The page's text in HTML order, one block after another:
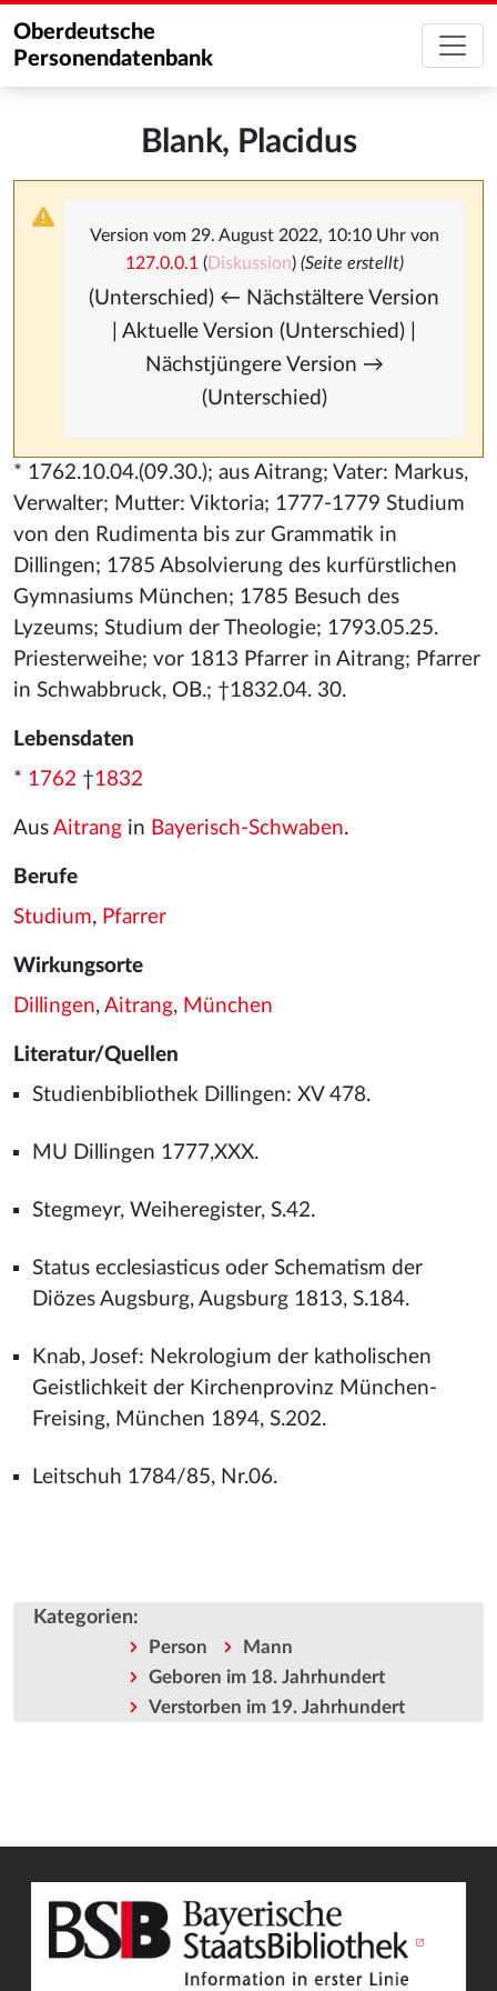
Oberdeutsche
Personendatenbank
Blank, Placidus
Version vom 29. August 2022, 10:10 Uhr von
127.0.0.1 (Diskussion) (Seite erstellt)
(Unterschied) ← Nächstältere Version
| Aktuelle Version (Unterschied) |
Nächstjüngere Version →
(Unterschied)
* 1762.10.04.(09.30.); aus Aitrang; Vater: Markus,
Verwalter; Mutter: Viktoria; 1777-1779 Studium
von den Rudimenta bis zur Grammatik in
Dillingen; 1785 Absolvierung des kurfürstlichen
Gymnasiums München; 1785 Besuch des
Lyzeums; Studium der Theologie; 1793.05.25.
Priesterweihe; vor 1813 Pfarrer in Aitrang; Pfarrer
in Schwabbruck, OB.; †1832.04. 30.
Lebensdaten
* 1762 †1832
Aus Aitrang in Bayerisch-Schwaben.
Berufe
Studium, Pfarrer
Wirkungsorte
Dillingen, Aitrang, München
Literatur/Quellen
Studienbibliothek Dillingen: XV 478.
MU Dillingen 1777,XXX.
Stegmeyr, Weiheregister, S.42.
Status ecclesiasticus oder Schematism der
Diözes Augsburg, Augsburg 1813, S.184.
Knab, Josef: Nekrologium der katholischen
Geistlichkeit der Kirchenprovinz München-
Freising, München 1894, S.202.
Leitschuh 1784/85, Nr.06.
Kategorien:
Person
Mann
Geboren im 18. Jahrhundert
Verstorben im 19. Jahrhundert